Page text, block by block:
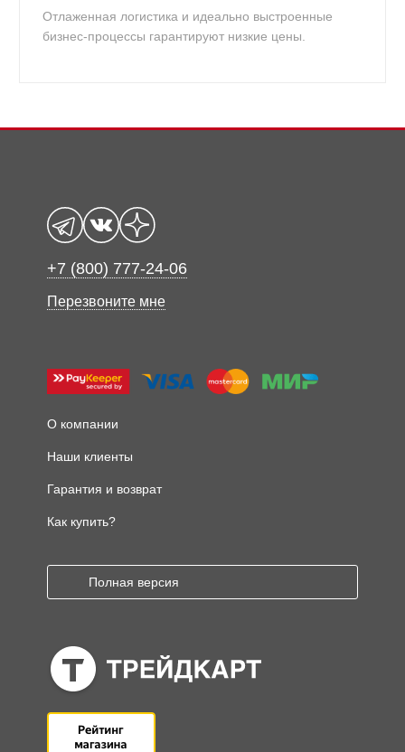
Отлаженная логистика и идеально выстроенные
бизнес-процессы гарантируют низкие цены.
+7 (800) 777-24-06
Перезвоните мне
О компании
Наши клиенты
Гарантия и возврат
Как купить?
Полная версия